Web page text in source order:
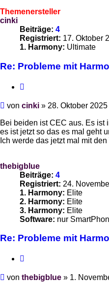
Themenersteller
cinki
Beiträge: 4
Registriert: 17. Oktober
1. Harmony: Ultimate
Re: Probleme mit
Beitrag
von cinki » 28. Oktober
Bei beiden ist CEC aus. Es ist
es ist jetzt so das es mal geht
Ich werde das jetzt mal mit
thebigblue
Beiträge: 4
Registriert: 24.
1. Harmony: Elite
2. Harmony: Elite
3. Harmony: Elite
Software: nur
Re: Probleme mit
Beitrag
von thebigblue » 1.